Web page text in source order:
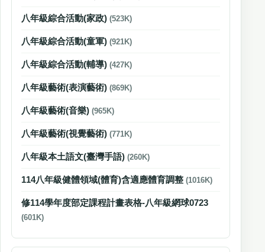
八年級綜合活動(家政) (523K)
八年級綜合活動(童軍) (921K)
八年級綜合活動(輔導) (427K)
八年級藝術(表演藝術) (869K)
八年級藝術(音樂) (965K)
八年級藝術(視覺藝術) (771K)
八年級本土語文(臺灣手語) (260K)
114八年級健體領域(體育)含適應體育調整 (1016K)
修114學年度部定課程計畫表格-八年級網球0723
(601K)